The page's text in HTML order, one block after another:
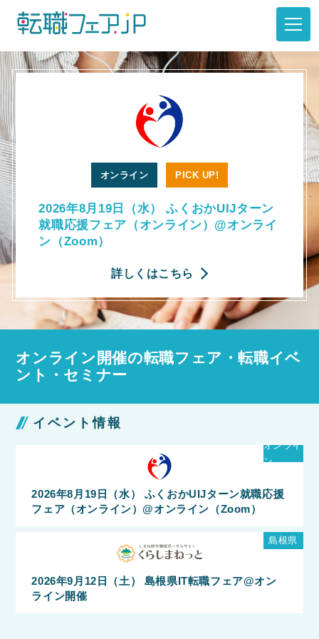
2026年8月19日（水） ふくおかUIJターン
就職応援フェア（オンライン）@オンライ
ン（Zoom）
詳しくはこちら
オンライン PICK UP!
オンライン開催の転職フェア・転職イベ
ント・セミナー
イベント情報
2026年8月19日（水） ふくおかUIJターン就職応援
フェア（オンライン）@オンライン（Zoom）
オンライ
ン
2026年9月12日（土） 島根県IT転職フェア@オン
ライン開催
島根県